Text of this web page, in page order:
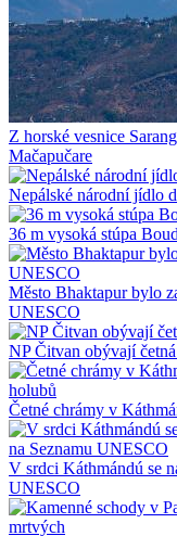
Z horské vesnice
Mačapučare
Nepálské národní jídlo
36 m vysoká stúpa
Město Bhaktapur bylo
UNESCO
NP Čitvan obývají
Četné chrámy v
V srdci Káthmándú se
UNESCO